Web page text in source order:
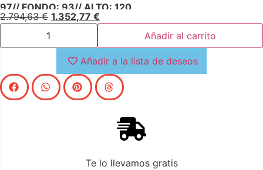
97// FONDO: 93// ALTO: 120
2.794,63€ 1.352,77 €
Añadir al carrito
Añadir a la lista de deseos
Te lo llevamos gratis